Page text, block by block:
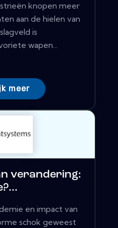
knopen meer
aan de hielen van
is
wapen...
meer
verandering:
en impact van
schok geweest